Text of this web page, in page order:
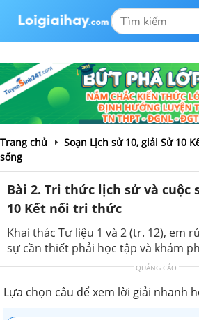
Trang chủ
Soạn Lịch sử 10, giải Sử 10
sống
Bài 2. Tri thức lịch sử và cuộc
10 Kết nối tri thức
Khai thác Tư liệu 1 và 2 (tr. 12), em
sự cần thiết phải học tập và khám
QUẢNG CÁO
Lựa chọn câu để xem lời giải nhanh